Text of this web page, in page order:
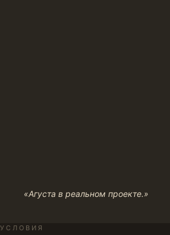
«Агуста в реальном проекте.»
УСЛОВИЯ